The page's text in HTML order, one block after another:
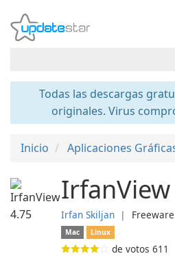
Todas las descargas
originales. Virus
Inicio Aplicaciones
Irfan Skiljan ❘ Freeware
Mac
Linux
de votos 611